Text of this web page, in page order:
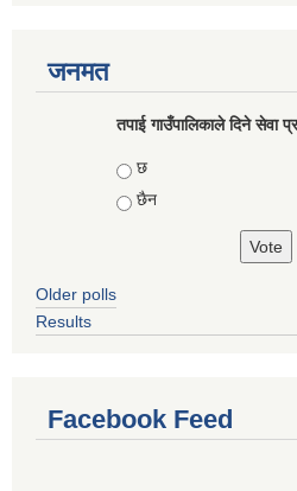
जनमत
तपाई गाउँपालिकाले दिने सेवा
Choices
छ
छैन
Older polls
Results
Facebook Feed